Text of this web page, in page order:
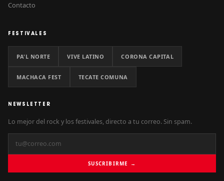
Contacto
FESTIVALES
PA'L NORTE VIVE LATINO CORONA CAPITAL
MACHACA FEST TECATE COMUNA
NEWSLETTER
Lo mejor del rock y los festivales, directo a tu correo. Sin spam.
SUSCRIBIRME →